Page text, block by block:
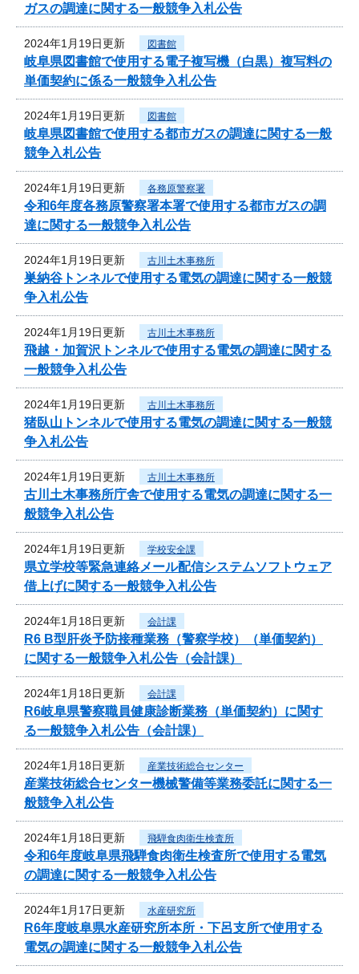
ガスの調達に関する一般競争入札公告
2024年1月19日更新 図書館
岐阜県図書館で使用する電子複写機（白黒）複写料の
単価契約に係る一般競争入札公告
2024年1月19日更新 図書館
岐阜県図書館で使用する都市ガスの調達に関する一般
競争入札公告
2024年1月19日更新 各務原警察署
令和6年度各務原警察署本署で使用する都市ガスの調
達に関する一般競争入札公告
2024年1月19日更新 古川土木事務所
巣納谷トンネルで使用する電気の調達に関する一般競
争入札公告
2024年1月19日更新 古川土木事務所
飛越・加賀沢トンネルで使用する電気の調達に関する
一般競争入札公告
2024年1月19日更新 古川土木事務所
猪臥山トンネルで使用する電気の調達に関する一般競
争入札公告
2024年1月19日更新 古川土木事務所
古川土木事務所庁舎で使用する電気の調達に関する一
般競争入札公告
2024年1月19日更新 学校安全課
県立学校等緊急連絡メール配信システムソフトウェア
借上げに関する一般競争入札公告
2024年1月18日更新 会計課
R6 B型肝炎予防接種業務（警察学校）（単価契約）
に関する一般競争入札公告（会計課）
2024年1月18日更新 会計課
R6岐阜県警察職員健康診断業務（単価契約）に関す
る一般競争入札公告（会計課）
2024年1月18日更新 産業技術総合センター
産業技術総合センター機械警備等業務委託に関する一
般競争入札公告
2024年1月18日更新 飛騨食肉衛生検査所
令和6年度岐阜県飛騨食肉衛生検査所で使用する電気
の調達に関する一般競争入札公告
2024年1月17日更新 水産研究所
R6年度岐阜県水産研究所本所・下呂支所で使用する
電気の調達に関する一般競争入札公告